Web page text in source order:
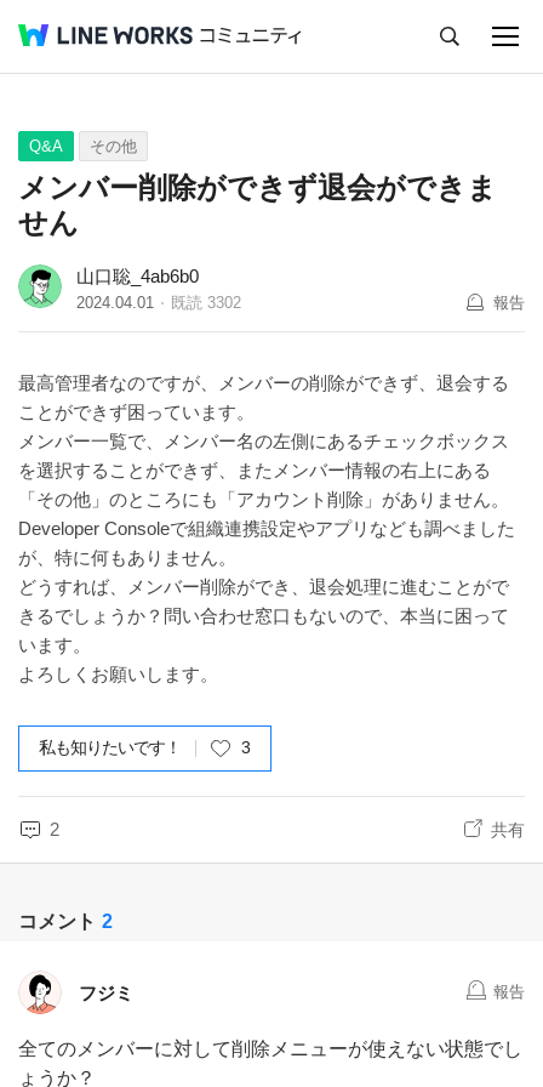
Q&A Tips Ideas
Q&A その他
メンバー削除ができず退会ができま
せん
山口聡_4ab6b0
2024.04.01 既読 3302 報告
最高管理者なのですが、メンバーの削除ができず、退会する
ことができず困っています。
メンバー一覧で、メンバー名の左側にあるチェックボックス
を選択することができず、またメンバー情報の右上にある
「その他」のところにも「アカウント削除」がありません。
Developer Consoleで組織連携設定やアプリなども調べました
が、特に何もありません。
どうすれば、メンバー削除ができ、退会処理に進むことがで
きるでしょうか？問い合わせ窓口もないので、本当に困って
います。
よろしくお願いします。
私も知りたいです！ 3
2 共有
コメント 2
フジミ 報告
全てのメンバーに対して削除メニューが使えない状態でし
ょうか？